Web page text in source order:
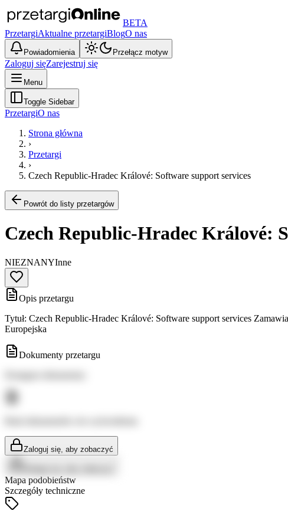
BETA
PrzetargiAktualne przetargiBlogO nas
Powiadomienia Przełącz motyw
Zaloguj sięZarejestruj się
Menu
Toggle Sidebar
PrzetargiO nas
Strona główna
›
Przetargi
›
Czech Republic-Hradec Králové: Software support services
Powrót do listy przetargów
Czech Republic-Hradec Králové:
NIEZNANYInne
Opis przetargu
Tytuł: Czech Republic-Hradec Králové: Software support services
Europejska
Dokumenty przetargu
Zaloguj się, aby zobaczyć
Mapa podobieństw
Szczegóły techniczne